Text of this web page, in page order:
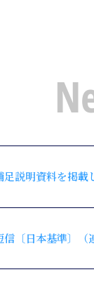
説明資料を掲載
〔日本基準〕（